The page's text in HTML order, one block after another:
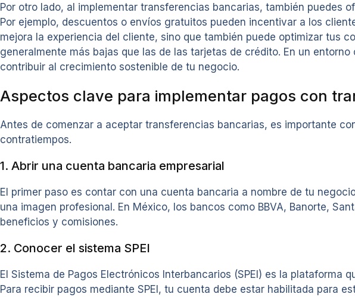
Por otro lado, al implementar transferencias bancarias, también puedes
Por ejemplo, descuentos o envíos gratuitos pueden incentivar a los
mejora la experiencia del cliente, sino que también puede optimizar tus
generalmente más bajas que las de las tarjetas de crédito. En un
contribuir al crecimiento sostenible de tu negocio.
Aspectos clave para implementar pagos con
Antes de comenzar a aceptar transferencias bancarias, es importante
contratiempos.
1. Abrir una cuenta bancaria empresarial
El primer paso es contar con una cuenta bancaria a nombre de tu
una imagen profesional. En México, los bancos como BBVA, Banorte,
beneficios y comisiones.
2. Conocer el sistema SPEI
El Sistema de Pagos Electrónicos Interbancarios (SPEI) es la
Para recibir pagos mediante SPEI, tu cuenta debe estar habilitada para